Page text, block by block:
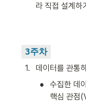
라 직접 설계하기
3주차
1. 데이터를 관통
•
수집한 데
핵심 관점